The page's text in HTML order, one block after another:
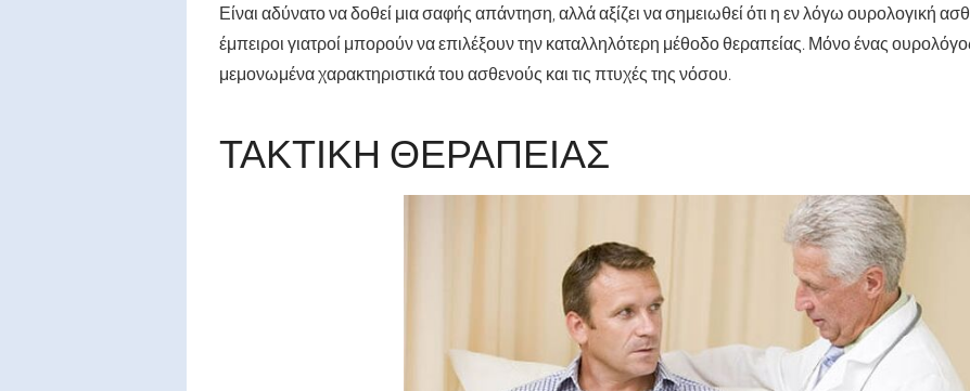
Είναι αδύνατο να δοθεί μια σαφής απάντηση, αλλά αξίζει να σημειωθεί ότι η εν λόγω ουρολογική
έμπειροι γιατροί μπορούν να επιλέξουν την καταλληλότερη μέθοδο θεραπείας. Μόνο ένας
μεμονωμένα χαρακτηριστικά του ασθενούς και τις πτυχές της νόσου.
ΤΑΚΤΙΚΉ ΘΕΡΑΠΕΊΑΣ